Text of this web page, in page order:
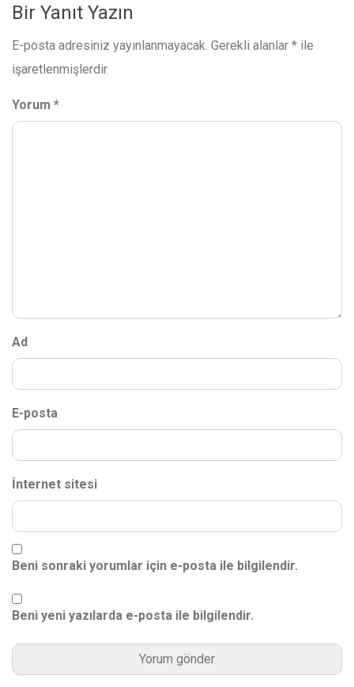
Bir Yanıt Yazın
E-posta adresiniz yayınlanmayacak. Gerekli alanlar * ile
işaretlenmişlerdir
Yorum *
Ad
E-posta
İnternet sitesi
Beni sonraki yorumlar için e-posta ile bilgilendir.
Beni yeni yazılarda e-posta ile bilgilendir.